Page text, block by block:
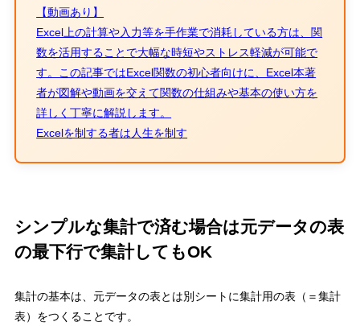
【動画あり】
Excel上の計算や入力等を手作業で消耗している方は、関
数を活用することで大幅な時短やストレス軽減が可能で
す。この記事ではExcel関数の初心者向けに、Excel本著
者が図解や動画を交えて関数の仕組みや基本の使い方を
詳しく丁寧に解説します。
Excelを制する者は人生を制す
シンプルな集計で済む場合は元データの表
の最下行で集計してもOK
集計の基本は、元データの表とは別シートに集計用の表（＝集計
表）をつくることです。